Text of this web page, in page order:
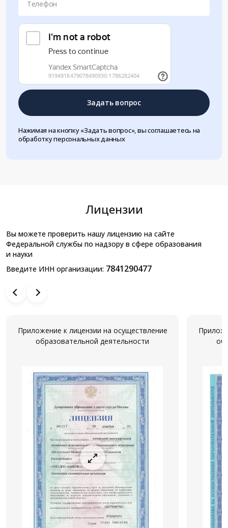
Телефон
Задать вопрос
Нажимая на кнопку «Задать вопрос», вы соглашаетесь на
обработку персональных данных
Лицензии
Вы можете проверить нашу лицензию на сайте
Федеральной службы по надзору в сфере образования
и науки
Введите ИНН организации: 7841290477
Приложение к лицензии на осуществление
образовательной деятельности